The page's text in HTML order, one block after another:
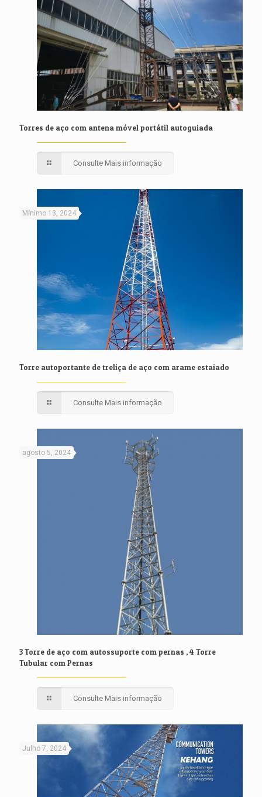
Torres de aço com antena móvel portátil autoguiada
Consulte Mais informação
Mínimo 13, 2024
Torre autoportante de treliça de aço com arame estaiado
Consulte Mais informação
agosto 5, 2024
3 Torre de aço com autossuporte com pernas , 4 Torre
Tubular com Pernas
Consulte Mais informação
Julho 7, 2024